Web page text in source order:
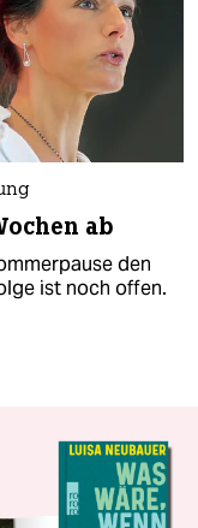
ab
den
ist noch offen.